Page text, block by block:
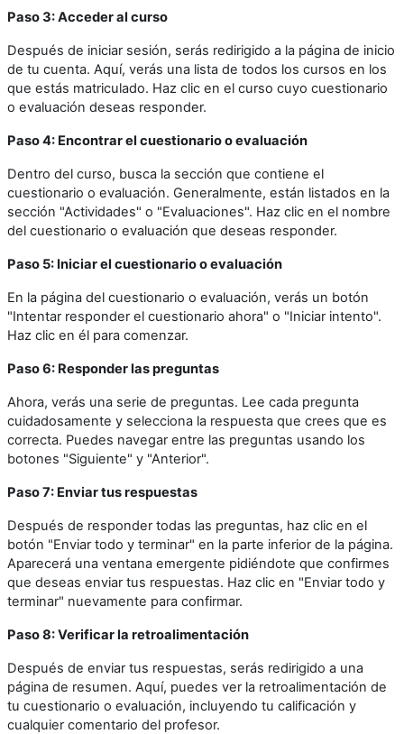
Paso 3: Acceder al curso
Después de iniciar sesión, serás redirigido a la página de inicio
de tu cuenta. Aquí, verás una lista de todos los cursos en los
que estás matriculado. Haz clic en el curso cuyo cuestionario
o evaluación deseas responder.
Paso 4: Encontrar el cuestionario o evaluación
Dentro del curso, busca la sección que contiene el
cuestionario o evaluación. Generalmente, están listados en la
sección "Actividades" o "Evaluaciones". Haz clic en el nombre
del cuestionario o evaluación que deseas responder.
Paso 5: Iniciar el cuestionario o evaluación
En la página del cuestionario o evaluación, verás un botón
"Intentar responder el cuestionario ahora" o "Iniciar intento".
Haz clic en él para comenzar.
Paso 6: Responder las preguntas
Ahora, verás una serie de preguntas. Lee cada pregunta
cuidadosamente y selecciona la respuesta que crees que es
correcta. Puedes navegar entre las preguntas usando los
botones "Siguiente" y "Anterior".
Paso 7: Enviar tus respuestas
Después de responder todas las preguntas, haz clic en el
botón "Enviar todo y terminar" en la parte inferior de la página.
Aparecerá una ventana emergente pidiéndote que confirmes
que deseas enviar tus respuestas. Haz clic en "Enviar todo y
terminar" nuevamente para confirmar.
Paso 8: Verificar la retroalimentación
Después de enviar tus respuestas, serás redirigido a una
página de resumen. Aquí, puedes ver la retroalimentación de
tu cuestionario o evaluación, incluyendo tu calificación y
cualquier comentario del profesor.